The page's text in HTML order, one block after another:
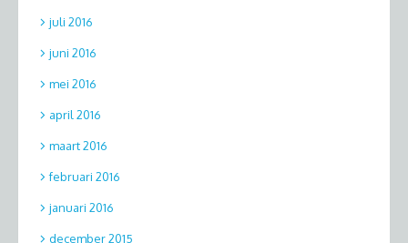
juli 2016
juni 2016
mei 2016
april 2016
maart 2016
februari 2016
januari 2016
december 2015